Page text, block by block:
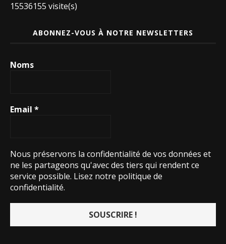
15536155 visite(s)
ABONNEZ-VOUS À NOTRE NEWSLETTERS
Noms
Email *
Nous préservons la confidentialité de vos données et
ne les partageons qu'avec des tiers qui rendent ce
service possible. Lisez notre politique de
confidentialité.